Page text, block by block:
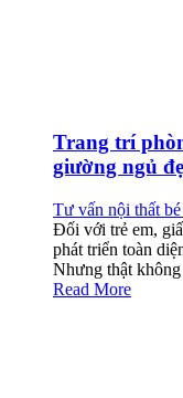
Trang trí
giường ngủ
Tư vấn nội thất bé
Đối với trẻ em,
phát triển toàn
Nhưng thật không
Read More